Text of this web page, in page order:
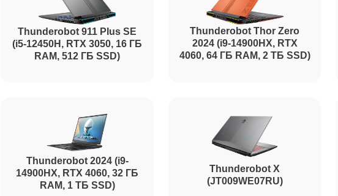
Thunderobot 911 Plus SE
(i5-12450H, RTX 3050, 16 ГБ
RAM, 512 ГБ SSD)
Thunderobot Thor Zero
2024 (i9-14900HX, RTX
4060, 64 ГБ RAM, 2 ТБ SSD)
Thunderobot 2024 (i9-
14900HX, RTX 4060, 32 ГБ
RAM, 1 ТБ SSD)
Thunderobot X
(JT009WE07RU)